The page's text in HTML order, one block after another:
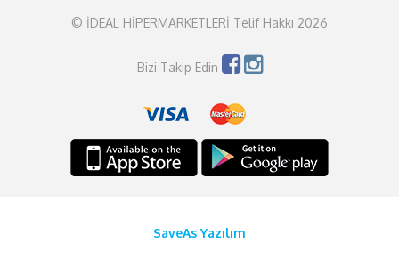
© İDEAL HİPERMARKETLERİ Telif Hakkı 2026
Bizi Takip Edin
SaveAs Yazılım